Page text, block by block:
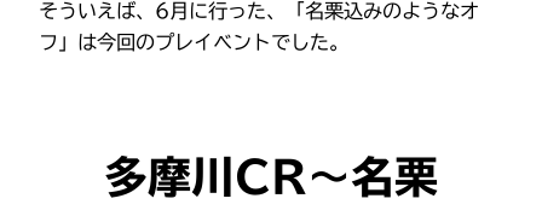
そういえば、6月に行った、「名栗込みのようなオ
フ」は今回のプレイベントでした。
多摩川CR〜名栗